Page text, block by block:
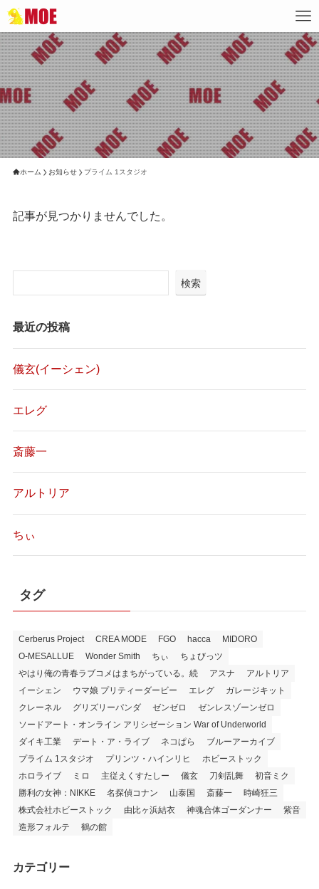
ホーム お知らせ プライム 1スタジオ
記事が見つかりませんでした。
検索
最近の投稿
儀玄(イーシェン)
エレグ
斎藤一
アルトリア
ちぃ
タグ
Cerberus Project CREA MODE FGO hacca
MIDORO
O-MESALLUE
Wonder Smith ちぃ
ちょびっツ
やはり俺の青春ラブコメはまちがっている。続
アスナ
アルトリア
イーシェン
ウマ娘 プリティーダービー エレグ
ガレージキット
クレーネル
グリズリーパンダ ゼンゼロ
ゼンレスゾーンゼロ
ソードアート・オンライン アリシゼーション War of Underworld
ダイキ工業
デート・ア・ライブ ネコぱら
ブルーアーカイブ
プライム 1スタジオ
プリンツ・ハインリヒ
ホビーストック
ホロライブ
ミロ 主従えくすたしー 儀玄 刀剣乱舞
初音ミク
勝利の女神：NIKKE
名探偵コナン 山泰国 斎藤一
時崎狂三
株式会社ホビーストック
由比ヶ浜結衣 神魂合体ゴーダンナー
紫音
造形フォルテ
鶴の館
カテゴリー